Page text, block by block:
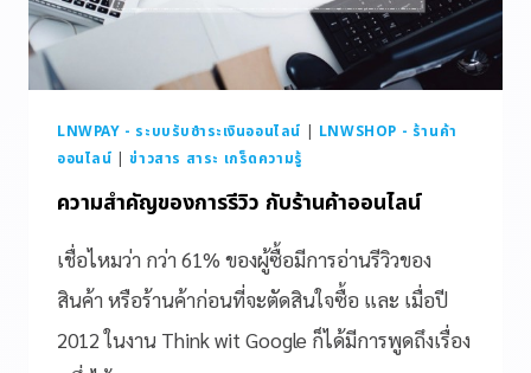
LNWPAY - ระบบรับชำระเงินออนไลน์ | LNWSHOP - ร้านค้า
ออนไลน์ |ข่าวสาร สาระ เกร็ดความรู้
ความสำคัญของการรีวิว กับร้านค้าออนไลน์
เชื่อไหมว่า กว่า 61% ของผู้ซื้อมีการอ่านรีวิวของ
สินค้า หรือร้านค้าก่อนที่จะตัดสินใจซื้อ และ เมื่อปี
2012 ในงาน Think wit Google ก็ได้มีการพูดถึงเรื่อง